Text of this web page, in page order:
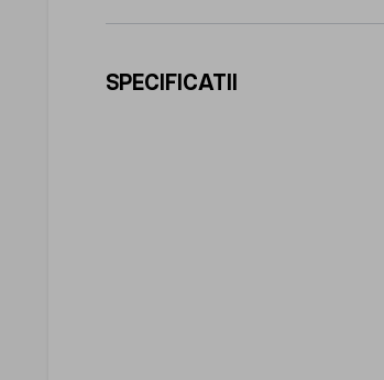
SPECIFICATII